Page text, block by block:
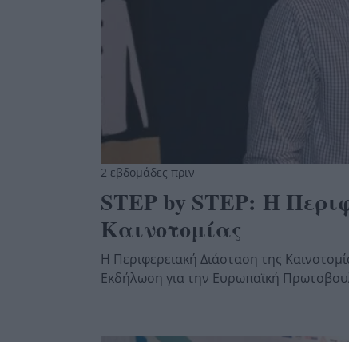
2 εβδομάδες πριν
STEP by STEP: Η
Καινοτομίας
Η Περιφερειακή Διάσταση της
Εκδήλωση για την Ευρωπαϊκή